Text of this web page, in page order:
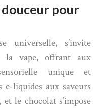
douceur pour
universelle, s’invite
la vape, offrant aux
unique et
liquides aux saveurs
le chocolat s’impose